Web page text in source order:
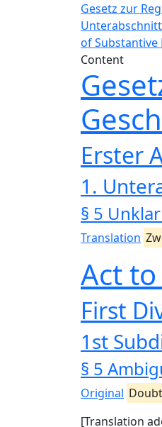
Gesetz zur
of Substantive
Content
Erster
1.
§ 5
Translation
Act
First
1st
§ 5
Original
[Translation